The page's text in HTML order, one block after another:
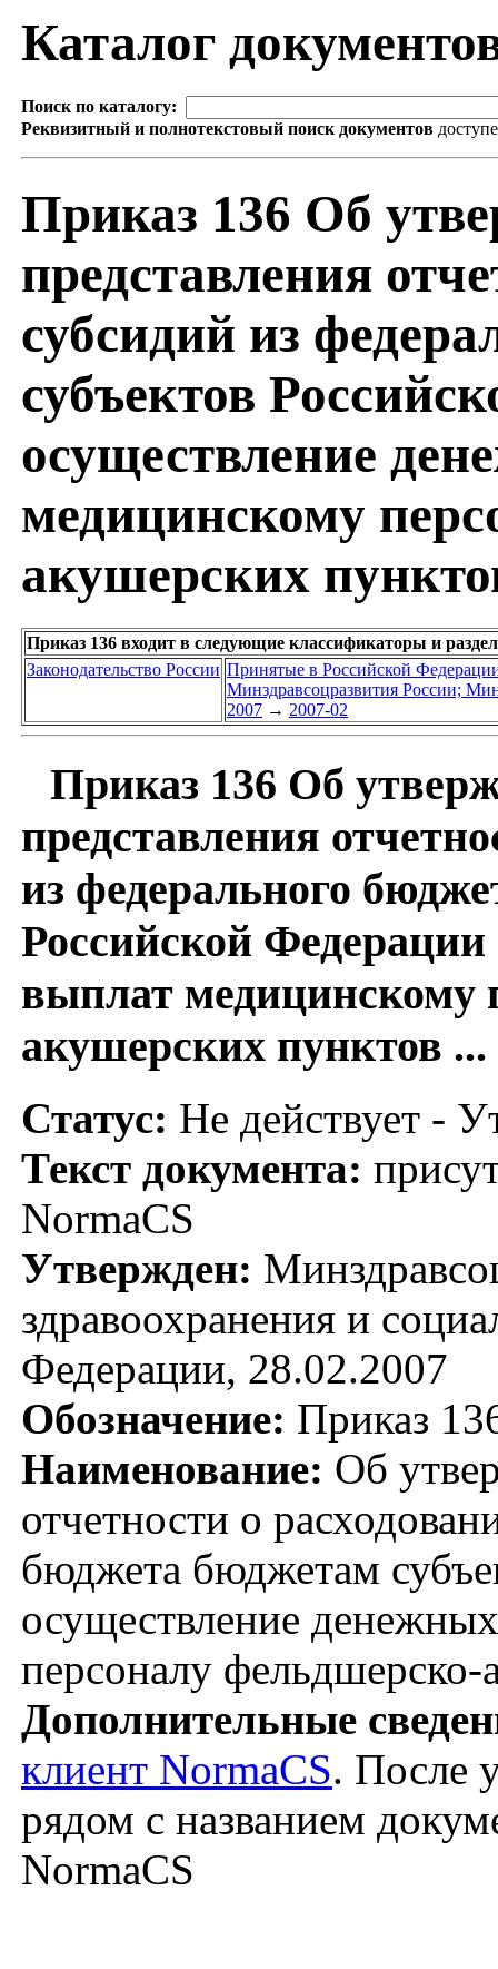
Каталог
Поиск по каталогу:
Реквизитный и полнотекстовый поиск документов
Приказ 136 Об
представления
субсидий из
субъектов
осуществление
медицинскому
акушерских
Приказ 136 входит в следующие классификаторы и
Законодательство России Принятые в Российской
Минздравсоцразвития России;
2007 → 2007-02
Приказ 136 Об
представления
из федерального
Российской
выплат медицинскому
акушерских пунктов ...
Статус: Не действует -
Текст документа:
NormaCS
Утвержден:
здравоохранения и
Федерации, 28.02.2007
Обозначение: Приказ
Наименование: Об
отчетности о
бюджета бюджетам
осуществление
персоналу
Дополнительные
клиент NormaCS. После
рядом с названием
NormaCS